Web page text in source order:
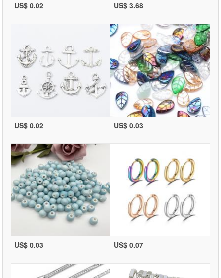
US$ 0.02 US$ 3.68
US$ 0.02 US$ 0.03
US$ 0.03 US$ 0.07